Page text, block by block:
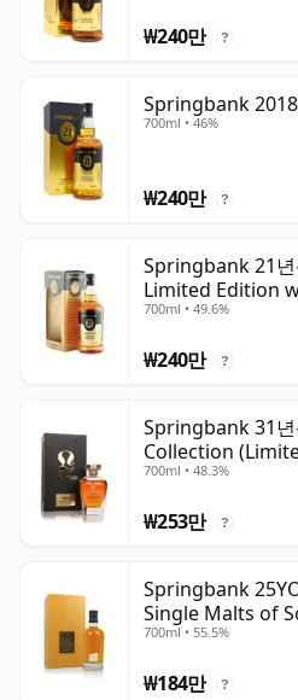
₩240만 ?
Springbank
700ml • 46%
₩240만 ?
Springbank 21
Limited Edition
Sherry Butt
700ml • 49.6%
₩240만 ?
Springbank 31
Collection
700ml • 48.3%
₩253만 ?
Springbank
Single Malts of
700ml • 55.5%
₩184만 ?